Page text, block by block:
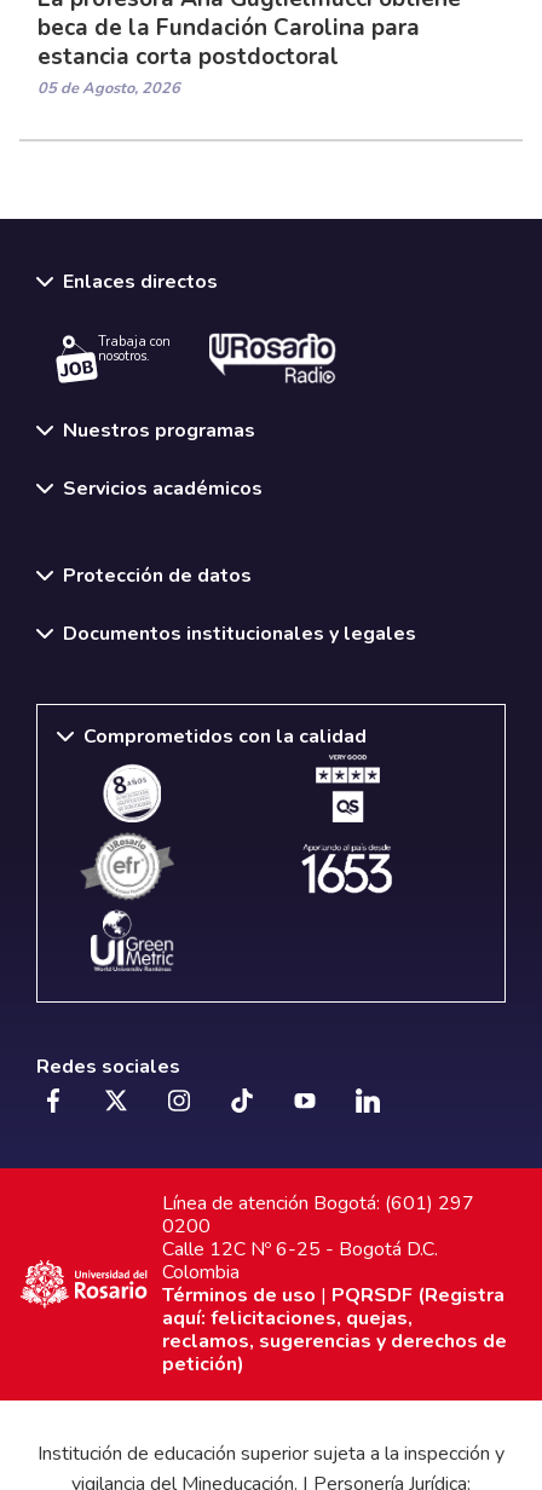
beca de la Fundación Carolina para
estancia corta postdoctoral
05 de Agosto, 2026
Enlaces directos
Trabaja con
nosotros.
Nuestros programas
Servicios académicos
Protección de datos
Documentos institucionales y legales
Comprometidos con la calidad
Redes sociales
Línea de atención Bogotá: (601) 297
0200
Calle 12C Nº 6-25 - Bogotá D.C.
Colombia
Términos de uso | PQRSDF (Registra
aquí: felicitaciones, quejas,
reclamos, sugerencias y derechos de
petición)
Institución de educación superior sujeta a la inspección y
vigilancia del Mineducación. | Personería Jurídica: